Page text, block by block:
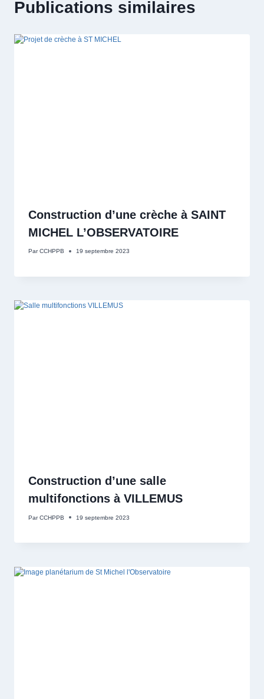
Publications similaires
Construction d’une crèche à SAINT
MICHEL L’OBSERVATOIRE
Par CCHPPB 19 septembre 2023
Construction d’une salle
multifonctions à VILLEMUS
Par CCHPPB 19 septembre 2023